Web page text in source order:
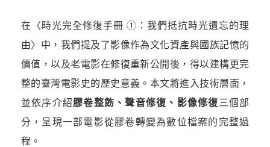
在〈時光完全修復手冊 ①：我們抵抗時光遺忘的理
由〉中，我們提及了影像作為文化資產與國族記憶的
價值，以及老電影在修復重新公開後，得以建構更完
整的臺灣電影史的歷史意義。本文將進入技術層面，
並依序介紹膠卷整飭、聲音修復、影像修復 三個部
分，呈現一部電影從膠卷轉變為數位檔案的完整過
程。